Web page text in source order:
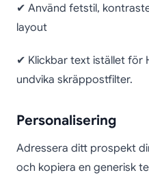
✔ Använd fetstil,
layout
✔ Klickbar text istället för
undvika skräppostfilter.
Personalisering
Adressera ditt prospekt
och kopiera en generisk